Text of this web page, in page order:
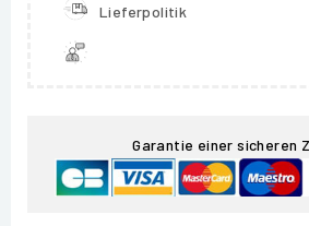
Lieferpolitik
Garantie einer sicheren